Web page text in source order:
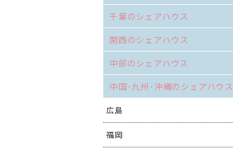
千葉のシェアハウス
関西のシェアハウス
中部のシェアハウス
中国･九州･沖縄のシェアハウス
広島
福岡